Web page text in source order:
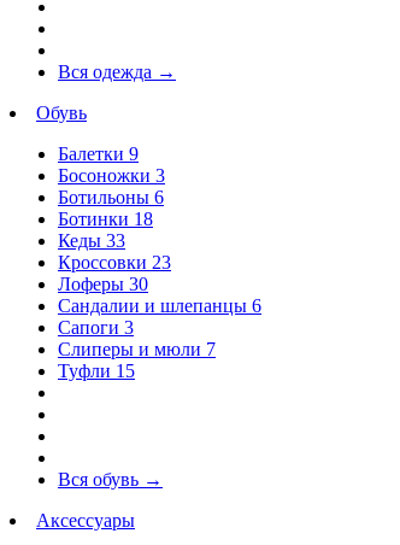
Вся одежда →
Обувь
Балетки 9
Босоножки 3
Ботильоны 6
Ботинки 18
Кеды 33
Кроссовки 23
Лоферы 30
Сандалии и шлепанцы 6
Сапоги 3
Слиперы и мюли 7
Туфли 15
Вся обувь →
Аксессуары